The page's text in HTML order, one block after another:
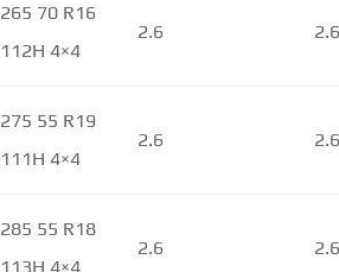
265 70 R16
112H 4×4
2.6
275 55 R19
111H 4×4
2.6
285 55 R18
113H 4×4
2.6